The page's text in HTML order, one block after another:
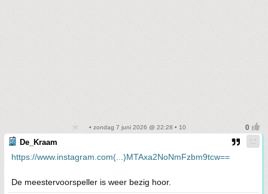
• zondag 7 juni 2026 @ 22:28 • 10
De_Kraam
https://www.instagram.com(...)MTAxa2NoNmFzbm9tcw==
De meestervoorspeller is weer bezig hoor.